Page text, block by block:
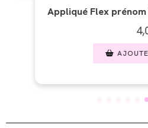
lot de 12 / 1.5 cm (ref2)